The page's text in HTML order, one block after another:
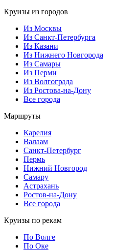
Круизы из городов
Из Москвы
Из Санкт-Петербурга
Из Казани
Из Нижнего Новгорода
Из Самары
Из Перми
Из Волгограда
Из Ростова-на-Дону
Все города
Маршруты
Карелия
Валаам
Санкт-Петербург
Пермь
Нижний Новгород
Самару
Астрахань
Ростов-на-Дону
Все города
Круизы по рекам
По Волге
По Оке